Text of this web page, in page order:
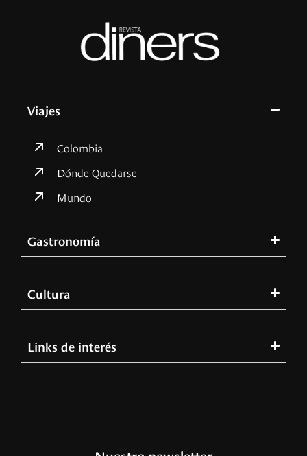
Viajes
Colombia
Dónde Quedarse
Mundo
Gastronomía
Cultura
Links de interés